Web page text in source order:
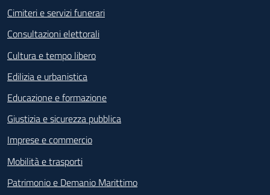
Cimiteri e servizi funerari
Consultazioni elettorali
Cultura e tempo libero
Edilizia e urbanistica
Educazione e formazione
Giustizia e sicurezza pubblica
Imprese e commercio
Mobilità e trasporti
Patrimonio e Demanio Marittimo